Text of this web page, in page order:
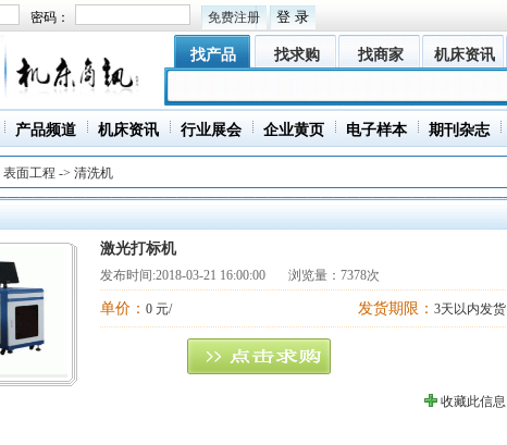
密码： 免费注册
找产品 找求购 找商家 机床资讯
产品频道 机床资讯 行业展会 企业黄页 电子样本 期刊杂志
表面工程 -> 清洗机
激光打标机
发布时间:2018-03-21 16:00:00 浏览量：7378次
单价： 0 元/ 发货期限： 3天以内发货
收藏此信息